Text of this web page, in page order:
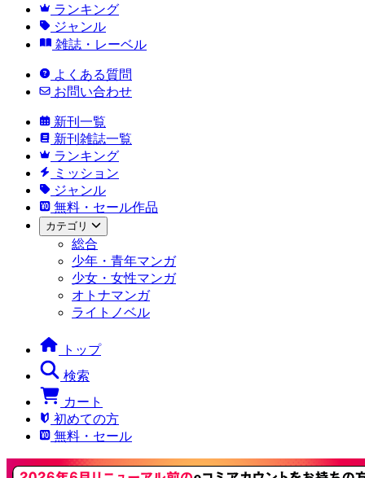
ランキング
ジャンル
雑誌・レーベル
よくある質問
お問い合わせ
新刊一覧
新刊雑誌一覧
ランキング
ミッション
ジャンル
無料・セール作品
カテゴリ
総合
少年・青年マンガ
少女・女性マンガ
オトナマンガ
ライトノベル
トップ
検索
カート
初めての方
無料・セール